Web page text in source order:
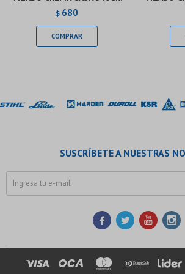
$ 680
SUSCRÍBETE A NUESTRAS
   